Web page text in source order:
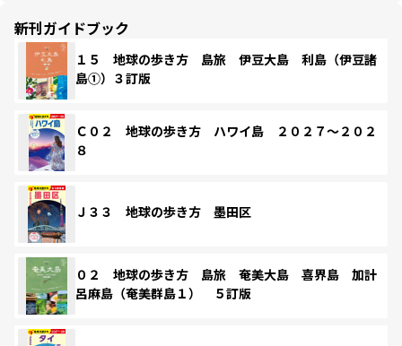
新刊ガイドブック
１５ 地球の歩き方 島旅 伊豆大島 利島（伊豆諸
島①）３訂版
Ｃ０２ 地球の歩き方 ハワイ島 ２０２７～２０２
８
Ｊ３３ 地球の歩き方 墨田区
０２ 地球の歩き方 島旅 奄美大島 喜界島 加計
呂麻島（奄美群島１） ５訂版